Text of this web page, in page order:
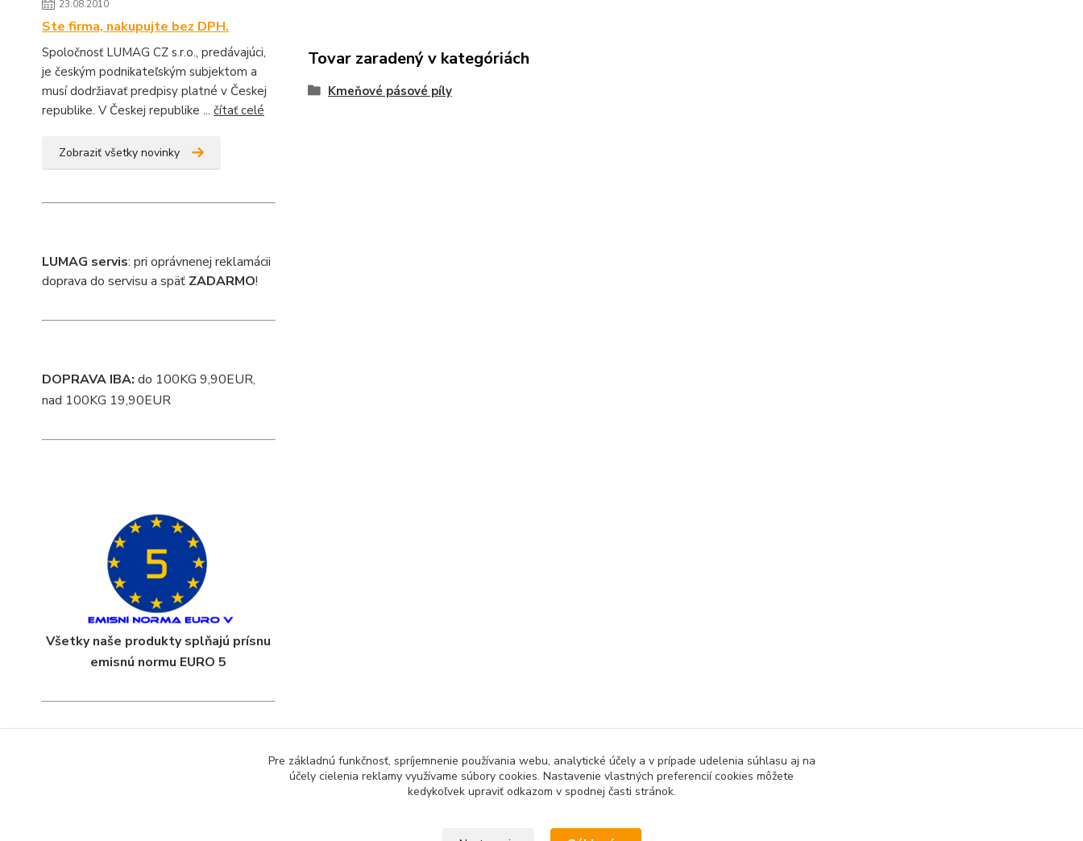
23.08.2010
Ste firma, nakupujte bez DPH.
Spoločnosť LUMAG CZ s.r.o., predávajúci,
je českým podnikateľským subjektom a
musí dodržiavať predpisy platné v Českej
republike. V Českej republike ... čítať celé
Zobraziť všetky novinky
LUMAG servis: pri oprávnenej reklamácii
doprava do servisu a späť ZADARMO!
DOPRAVA IBA: do 100KG 9,90EUR,
nad 100KG 19,90EUR
Všetky naše produkty splňajú prísnu
emisnú normu EURO 5
Tovar zaradený v kategóriách
Kmeňové pásové píly
Upravit sběr cookies.
Pre základnú funkčnosť, spríjemnenie používania webu, analytické účely a v prípade udelenia súhlasu aj na
účely cielenia reklamy využívame súbory cookies. Nastavenie vlastných preferencií cookies môžete
kedykoľvek upraviť odkazom v spodnej časti stránok.